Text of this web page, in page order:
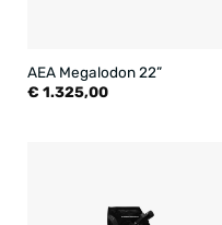
AEA Megalodon 22”
€ 1.325,00